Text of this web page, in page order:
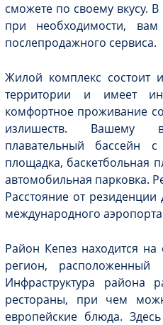
сможете по своему вкусу.
при необходимости,
послепродажного сервиса.
Жилой комплекс состоит
территории и имеет
комфортное проживание
излишеств. Вашему
плавательный бассейн
площадка, баскетбольная
автомобильная парковка.
Расстояние от
международного
Район Кепез находится
регион,
Инфраструктура района
рестораны, при чем
европейские блюда.